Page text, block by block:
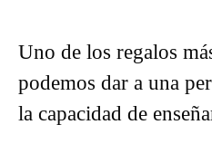
Uno de los regalos
podemos dar a una
la capacidad de